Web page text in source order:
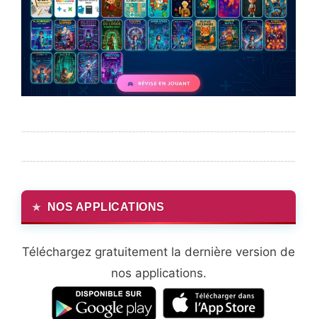
NOS APPLICATIONS
Téléchargez gratuitement la dernière version de
nos applications.